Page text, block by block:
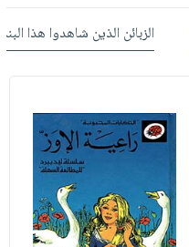
الزبائن الذين شاهدوا هذا